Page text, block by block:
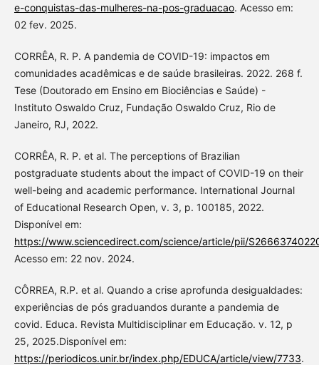
e-conquistas-das-mulheres-na-pos-graduacao. Acesso em:
02 fev. 2025.
CORRÊA, R. P. A pandemia de COVID-19: impactos em
comunidades acadêmicas e de saúde brasileiras. 2022. 268 f.
Tese (Doutorado em Ensino em Biociências e Saúde) -
Instituto Oswaldo Cruz, Fundação Oswaldo Cruz, Rio de
Janeiro, RJ, 2022.
CORRÊA, R. P. et al. The perceptions of Brazilian
postgraduate students about the impact of COVID-19 on their
well-being and academic performance. International Journal
of Educational Research Open, v. 3, p. 100185, 2022.
Disponível em:
https://www.sciencedirect.com/science/article/pii/
Acesso em: 22 nov. 2024.
CÔRREA, R.P. et al. Quando a crise aprofunda desigualdades:
experiências de pós graduandos durante a pandemia de
covid. Educa. Revista Multidisciplinar em Educação. v. 12, p
25, 2025.Disponível em:
https://periodicos.unir.br/index.php/EDUCA/article/view/7733.